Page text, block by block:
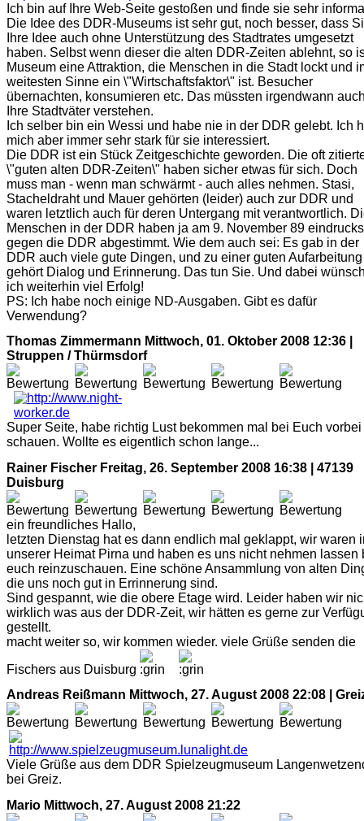
Ich bin auf Ihre Web-Seite gestoßen und finde sie sehr
Die Idee des DDR-Museums ist sehr gut, noch besser, dass
Ihre Idee auch ohne Unterstützung des Stadtrates umgesetzt
haben. Selbst wenn dieser die alten DDR-Zeiten ablehnt, so
Museum eine Attraktion, die Menschen in die Stadt lockt und
weitesten Sinne ein \"Wirtschaftsfaktor\" ist. Besucher
übernachten, konsumieren etc. Das müssten irgendwann
Ihre Stadtväter verstehen.
Ich selber bin ein Wessi und habe nie in der DDR gelebt. Ich
mich aber immer sehr stark für sie interessiert.
Die DDR ist ein Stück Zeitgeschichte geworden. Die oft
\"guten alten DDR-Zeiten\" haben sicher etwas für sich. Doch
muss man - wenn man schwärmt - auch alles nehmen. Stasi,
Stacheldraht und Mauer gehörten (leider) auch zur DDR und
waren letztlich auch für deren Untergang mit verantwortlich.
Menschen in der DDR haben ja am 9. November 89
gegen die DDR abgestimmt. Wie dem auch sei: Es gab in der
DDR auch viele gute Dingen, und zu einer guten Aufarbeitung
gehört Dialog und Erinnerung. Das tun Sie. Und dabei
ich weiterhin viel Erfolg!
PS: Ich habe noch einige ND-Ausgaben. Gibt es dafür
Verwendung?
Thomas Zimmermann Mittwoch, 01. Oktober 2008 12:36 |
Struppen / Thürmsdorf
Super Seite, habe richtig Lust bekommen mal bei Euch vorbei
schauen. Wollte es eigentlich schon lange...
Rainer Fischer Freitag, 26. September 2008 16:38 | 47139
Duisburg
ein freundliches Hallo,
letzten Dienstag hat es dann endlich mal geklappt, wir waren
unserer Heimat Pirna und haben es uns nicht nehmen lassen
euch reinzuschauen. Eine schöne Ansammlung von alten
die uns noch gut in Errinnerung sind.
Sind gespannt, wie die obere Etage wird. Leider haben wir
wirklich was aus der DDR-Zeit, wir hätten es gerne zur
gestellt.
macht weiter so, wir kommen wieder. viele Grüße senden die
Fischers aus Duisburg
Andreas Reißmann Mittwoch, 27. August 2008 22:08 |
Viele Grüße aus dem DDR Spielzeugmuseum
bei Greiz.
Mario Mittwoch, 27. August 2008 21:22